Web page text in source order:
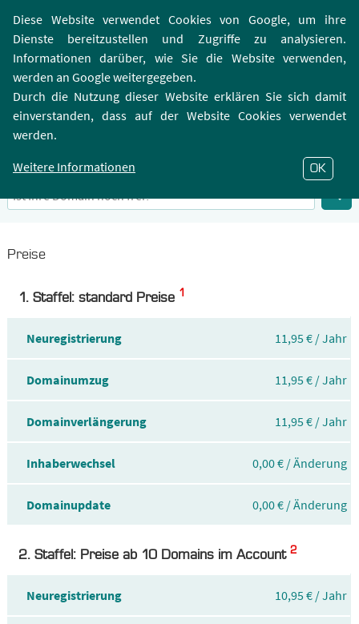
Diese Website verwendet Cookies von Google, um ihre
Dienste bereitzustellen und Zugriffe zu analysieren.
Informationen darüber, wie Sie die Website verwenden,
werden an Google weitergegeben.
Durch die Nutzung dieser Website erklären Sie sich damit
einverstanden, dass auf der Website Cookies verwendet
werden.
Weitere Informationen
OK
.CLICK-Domain
Preise
1. Staffel: standard Preise 1
Neuregistrierung 11,95 € / Jahr
Domainumzug 11,95 € / Jahr
Domainverlängerung 11,95 € / Jahr
Inhaberwechsel 0,00 € / Änderung
Domainupdate 0,00 € / Änderung
2. Staffel: Preise ab 10 Domains im Account 2
Neuregistrierung 10,95 € / Jahr